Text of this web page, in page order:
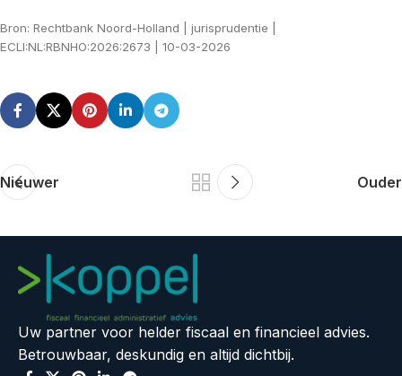
Bron: Rechtbank Noord-Holland | jurisprudentie |
ECLI:NL:RBNHO:2026:2673 | 10-03-2026
Nieuwer Ouder
Uw partner voor helder fiscaal en financieel advies.
Betrouwbaar, deskundig en altijd dichtbij.